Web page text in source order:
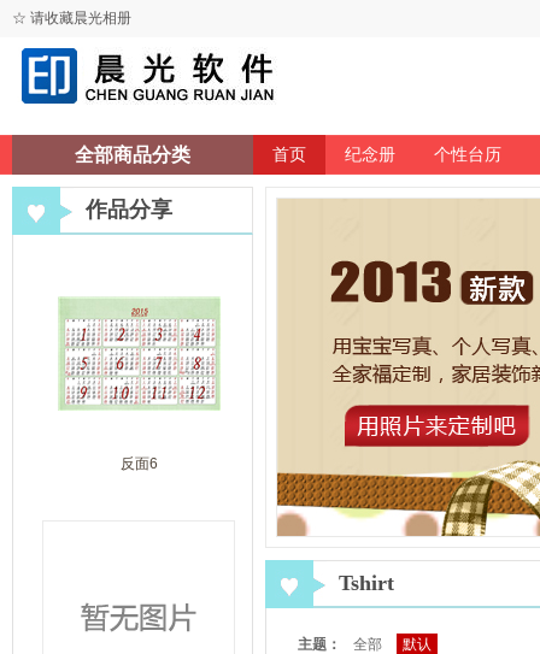
☆ 请收藏晨光相册
全部商品分类 首页 纪念册 个性台历
作品分享
反面6
Tshirt
主题： 全部 默认